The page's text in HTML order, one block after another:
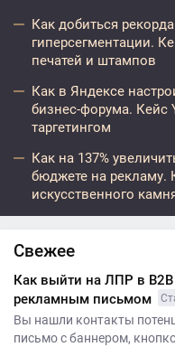
Как добиться
гиперсегментации.
печатей и штампов
Как в Яндексе
бизнес-форума. Кейс
таргетингом
Как на 137%
бюджете на рекламу.
искусственного
Свежее
Как выйти на ЛПР в B2B
рекламным письмом
Вы нашли контакты
письмо с баннером,